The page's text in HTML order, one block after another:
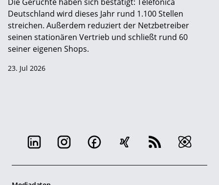
Deutschland wird dieses Jahr rund 1.100 Stellen
streichen. Außerdem reduziert der Netzbetreiber
seinen stationären Vertrieb und schließt rund 60
seiner eigenen Shops.
23. Jul 2026